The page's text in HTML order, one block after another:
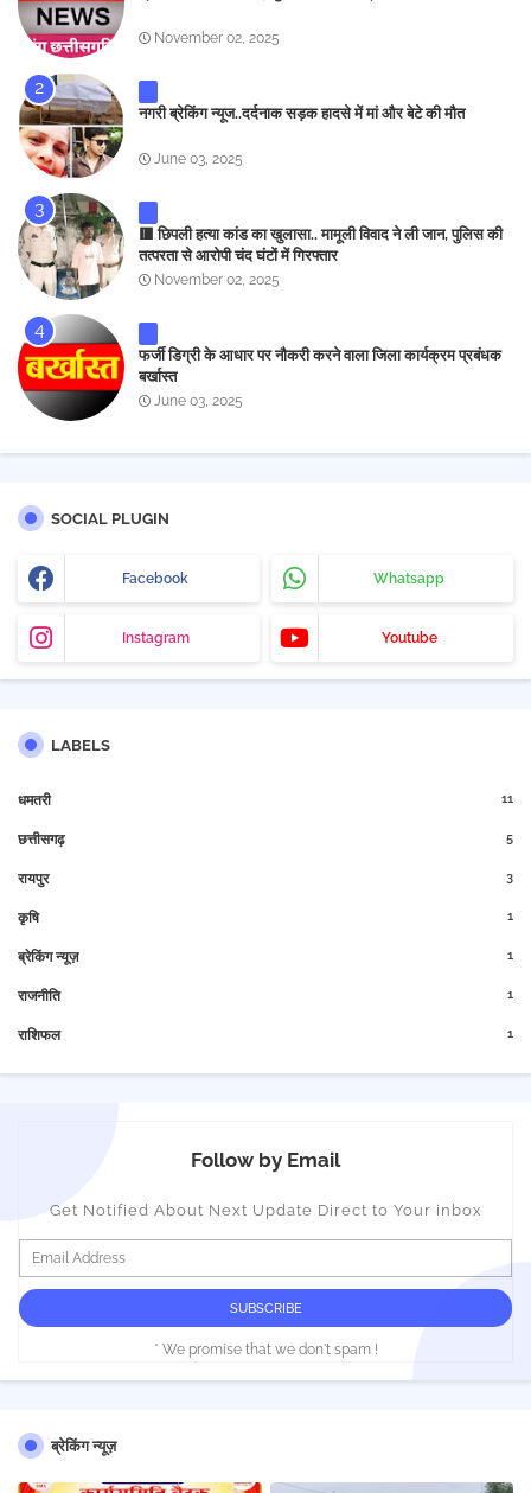
November 02, 2025
नगरी ब्रेकिंग न्यूज..दर्दनाक सड़क हादसे में मां और बेटे की मौत
June 03, 2025
🟥 छिपली हत्या कांड का खुलासा.. मामूली विवाद ने ली जान, पुलिस की
तत्परता से आरोपी चंद घंटों में गिरफ्तार
November 02, 2025
फर्जी डिग्री के आधार पर नौकरी करने वाला जिला कार्यक्रम प्रबंधक
बर्खास्त
June 03, 2025
SOCIAL PLUGIN
Facebook Whatsapp
Instagram Youtube
LABELS
धमतरी 11
छत्तीसगढ़ 5
रायपुर 3
कृषि 1
ब्रेकिंग न्यूज़ 1
राजनीति 1
राशिफल 1
Follow by Email
Get Notified About Next Update Direct to Your inbox
* We promise that we don't spam !
ब्रेकिंग न्यूज़